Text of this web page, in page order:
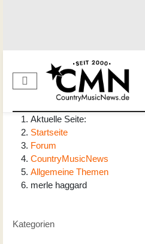
Aktuelle Seite:
Startseite
Forum
CountryMusicNews
Allgemeine Themen
merle haggard
Kategorien